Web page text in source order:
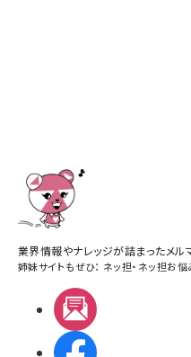
業界情報やナレッジが詰まったメル
姉妹サイトもぜひ： ネッ担・ ネッ担お